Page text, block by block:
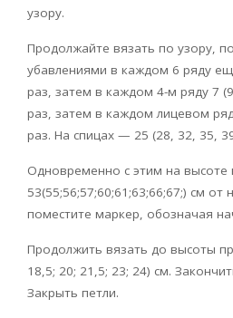
узору.
Продолжайте вязать по узору,
убавлениями в каждом 6 ряду
раз, затем в каждом 4-м ряду 7
раз, затем в каждом лицевом
раз. На спицах — 25 (28, 32, 35,
Одновременно с этим на высоте
53(55;56;57;60;61;63;66;67;) см от
поместите маркер, обозначая
Продолжить вязать до высоты
18,5; 20; 21,5; 23; 24) см.
Закрыть петли.